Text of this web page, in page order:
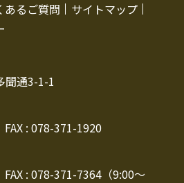
あるご質問
サイトマップ
聞通3-1-1
FAX : 078-371-1920
FAX : 078-371-7364（9:00～